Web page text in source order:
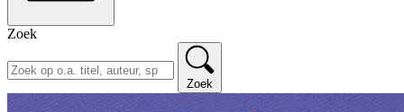
Zoek
Zoek